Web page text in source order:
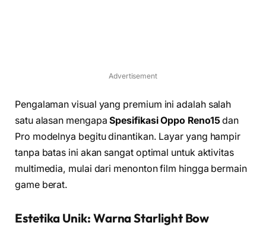
Advertisement
Pengalaman visual yang premium ini adalah salah
satu alasan mengapaSpesifikasi Oppo Reno15dan
Pro modelnya begitu dinantikan. Layar yang hampir
tanpa batas ini akan sangat optimal untuk aktivitas
multimedia, mulai dari menonton film hingga bermain
game berat.
Estetika Unik: Warna Starlight Bow